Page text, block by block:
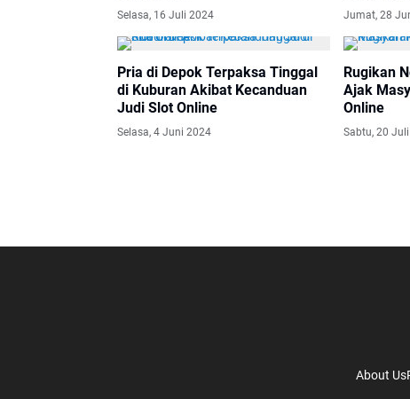
Selasa, 16 Juli 2024 Jumat, 28
Pria di Depok Terpaksa Tinggal
di Kuburan Akibat Kecanduan
Judi Slot Online
Selasa, 4 Juni 2024
Rugikan
Ajak
Online
Sabtu, 20
About Us